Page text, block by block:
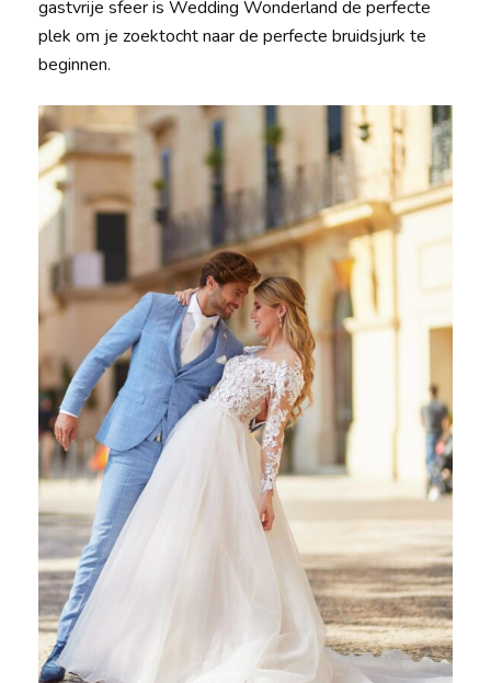
gastvrije sfeer is Wedding Wonderland de perfecte
plek om je zoektocht naar de perfecte bruidsjurk te
beginnen.